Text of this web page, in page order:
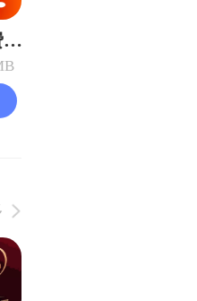
番茄免费小说